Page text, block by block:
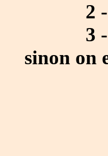
2 -
3 - Ce
sinon on